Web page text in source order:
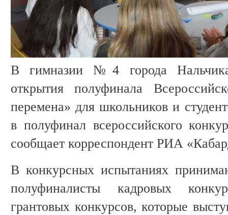
В гимназии №4 города Нальчика
открытия полуфинала
перемена» для школьников и
в полуфинал всероссийского
сообщает корреспондент РИА
В конкурсных испытаниях
полуфиналисты кадровых
грантовых конкурсов, которые